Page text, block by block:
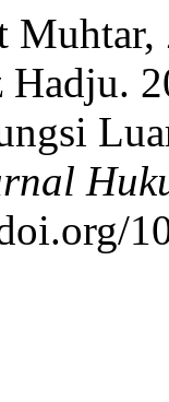
Muhtar,